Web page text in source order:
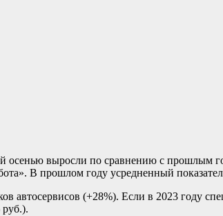
осенью выросли по сравнению с прошлым
В прошлом году усредненный
автосервисов (+28%). Если в 2023 году
руб.).